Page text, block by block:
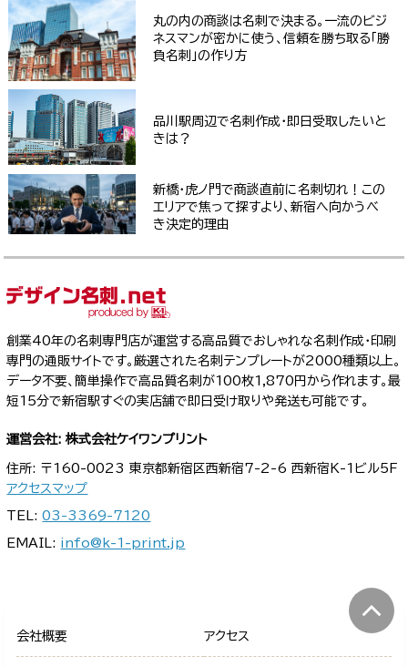
丸の内の商談は名刺で決まる。一流のビジ
ネスマンが密かに使う、信頼を勝ち取る「勝
負名刺」の作り方
品川駅周辺で名刺作成・即日受取したいと
きは？
新橋・虎ノ門で商談直前に名刺切れ！この
エリアで焦って探すより、新宿へ向かうべ
き決定的理由
創業40年の名刺専門店が運営する高品質でおしゃれな名刺作成・印刷
専門の通販サイトです。厳選された名刺テンプレートが2000種類以上。
データ不要、簡単操作で高品質名刺が100枚1,870円から作れます。最
短15分で新宿駅すぐの実店舗で即日受け取りや発送も可能です。
運営会社: 株式会社ケイワンプリント
住所: 〒160-0023 東京都新宿区西新宿7-2-6 西新宿K-1ビル5F
アクセスマップ
TEL:03-3369-7120
EMAIL: info@k-1-print.jp
会社概要 アクセス